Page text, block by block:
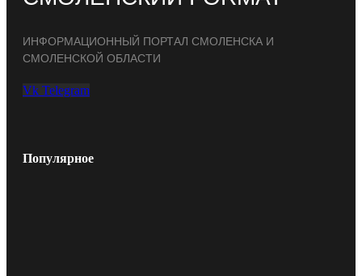
ИНФОРМАЦИОННЫЙ ПОРТАЛ СМОЛЕНСКА И
СМОЛЕНСКОЙ ОБЛАСТИ
Vk Telegram
Популярное